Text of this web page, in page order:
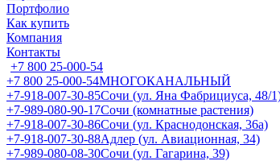
Портфолио
Как купить
Компания
Контакты
+7 800 25-000-54
+7 800 25-000-54МНОГОКАНАЛЬНЫЙ
+7-918-007-30-85Сочи (ул. Яна Фабрициуса, 48/
+7-989-080-90-17Сочи (комнатные растения)
+7-918-007-30-86Сочи (ул. Краснодонская, 36а)
+7-918-007-30-88Адлер (ул. Авиационная, 34)
+7-989-080-08-30Сочи (ул. Гагарина, 39)